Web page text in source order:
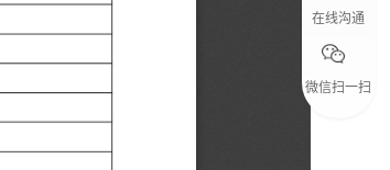
在线沟通
微信扫一扫